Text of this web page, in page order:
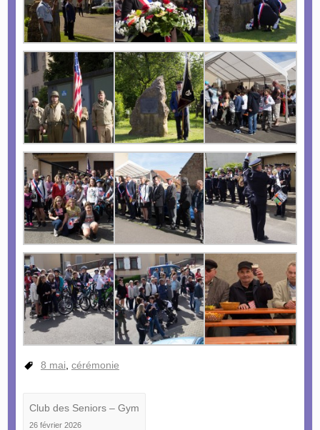
8 mai cérémonie
Club des Seniors – Gym
26 février 2026